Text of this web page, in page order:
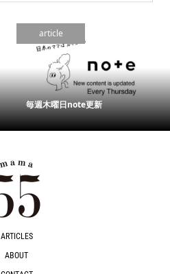
article
毎週木曜日note更新
ARTICLES
ABOUT